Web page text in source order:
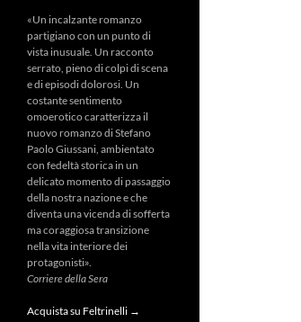
«Un incalzante romanzo
partigiano con un punto di
vista inusuale. Un racconto
serrato, pieno di colpi di scena
e di episodi dolorosi. Un
costante sentimento
omoerotico caratterizza il
nuovo romanzo di Stefano
Paolo Giussani, ambientato
con fedeltà storica in un
delicato momento di passaggio
della nostra nazione e che
diventa una vicenda di sofferta
ma coraggiosa transizione
nella vita interiore dei
protagonisti».
Corriere della Sera
Acquista su Feltrinelli →